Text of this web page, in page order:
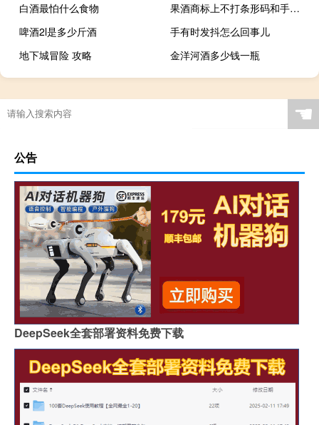
白酒最怕什么食物
果酒商标上不打条形码和手机二维码可以销售吗
啤酒2l是多少斤酒
手有时发抖怎么回事儿
地下城冒险 攻略
金洋河酒多少钱一瓶
☚
公告
DeepSeek全套部署资料免费下载